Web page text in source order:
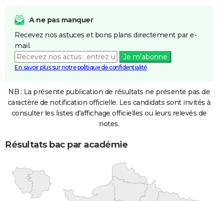
A ne pas manquer
Recevez nos astuces et bons plans directement par e-
mail.
Je m'abonne
En savoir plus sur notre politique de confidentialité
NB : La présente publication de résultats ne présente pas de
caractère de notification officielle. Les candidats sont invités à
consulter les listes d'affichage officielles ou leurs relevés de
notes.
Résultats bac par académie